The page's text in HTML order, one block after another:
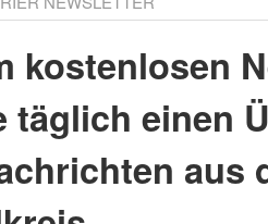
kostenlosen
täglich einen
aus